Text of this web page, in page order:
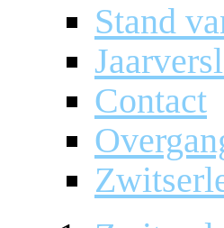
Stand
Contact